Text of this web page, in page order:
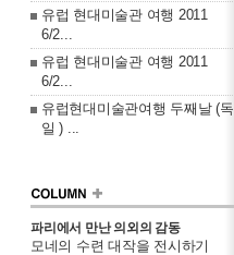
유럽 현대미술관 여행 2011
6/2...
유럽 현대미술관 여행 2011
6/2...
유럽현대미술관여행 두째날 (독
일 ) ...
파리에서 만난 의외의 감동
모네의 수련 대작을 전시하기